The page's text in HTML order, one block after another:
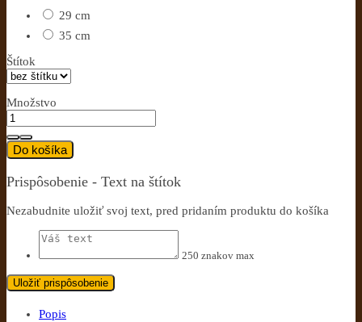
29 cm
35 cm
Štítok
Množstvo
Do košíka
Prispôsobenie - Text na štítok
Nezabudnite uložiť svoj text, pred pridaním produktu do košíka
250 znakov max
Uložiť prispôsobenie
Popis